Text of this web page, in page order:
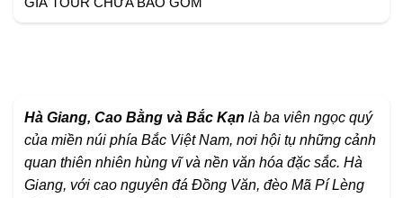
Hà Giang, Cao Bằng và Bắc Kạn là ba viên ngọc quý
của miền núi phía Bắc Việt Nam, nơi hội tụ những cảnh
quan thiên nhiên hùng vĩ và nền văn hóa đặc sắc. Hà
Giang, với cao nguyên đá Đồng Văn, đèo Mã Pí Lèng